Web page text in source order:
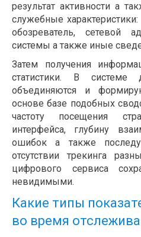
результат активности а
служебные
обозреватель, сетевой
системы а также иные
Затем получения
статистики. В системе
объединяются и
основе базе подобных
частоту посещения
интерфейса, глубину
ошибок а также
отсутствии трекинга
цифрового сервиса
невидимыми.
Какие типы
во время